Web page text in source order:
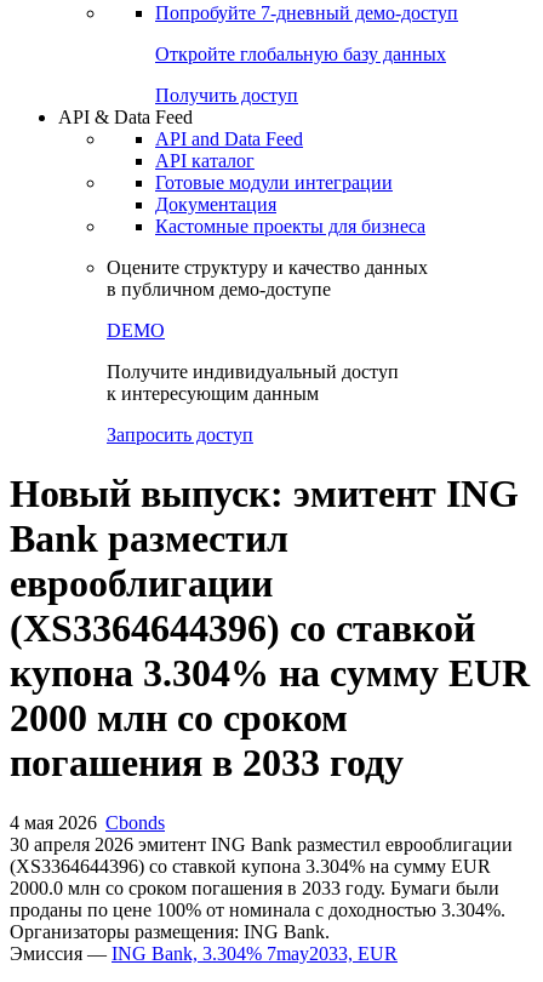
Попробуйте 7-дневный демо-доступ
Откройте глобальную базу данных
Получить доступ
API & Data Feed
API and Data Feed
API каталог
Готовые модули интеграции
Документация
Кастомные проекты для бизнеса
Оцените структуру и качество данных
в публичном демо-доступе
DEMO
Получите индивидуальный доступ
к интересующим данным
Запросить доступ
Новый выпуск: эмитент ING
Bank разместил
еврооблигации
(XS3364644396) со ставкой
купона 3.304% на сумму EUR
2000 млн со сроком
погашения в 2033 году
4 мая 2026 Cbonds
30 апреля 2026 эмитент ING Bank разместил еврооблигации
(XS3364644396) cо ставкой купона 3.304% на сумму EUR
2000.0 млн со сроком погашения в 2033 году. Бумаги были
проданы по цене 100% от номинала с доходностью 3.304%.
Организаторы размещения: ING Bank.
Эмиссия — ING Bank, 3.304% 7may2033, EUR